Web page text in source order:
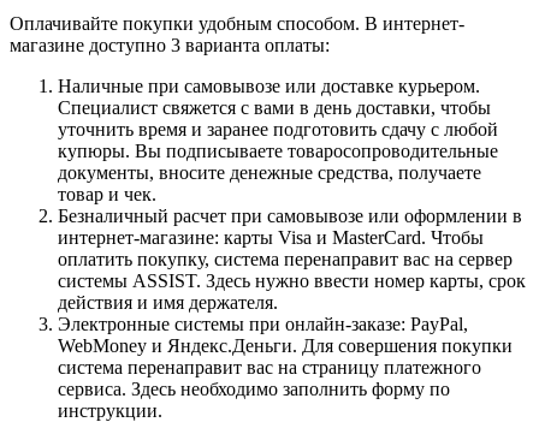
Оплачивайте покупки удобным способом. В интернет-
магазине доступно 3 варианта оплаты:
Наличные при самовывозе или доставке курьером.
Специалист свяжется с вами в день доставки, чтобы
уточнить время и заранее подготовить сдачу с любой
купюры. Вы подписываете товаросопроводительные
документы, вносите денежные средства, получаете
товар и чек.
Безналичный расчет при самовывозе или оформлении в
интернет-магазине: карты Visa и MasterCard. Чтобы
оплатить покупку, система перенаправит вас на сервер
системы ASSIST. Здесь нужно ввести номер карты, срок
действия и имя держателя.
Электронные системы при онлайн-заказе: PayPal,
WebMoney и Яндекс.Деньги. Для совершения покупки
система перенаправит вас на страницу платежного
сервиса. Здесь необходимо заполнить форму по
инструкции.